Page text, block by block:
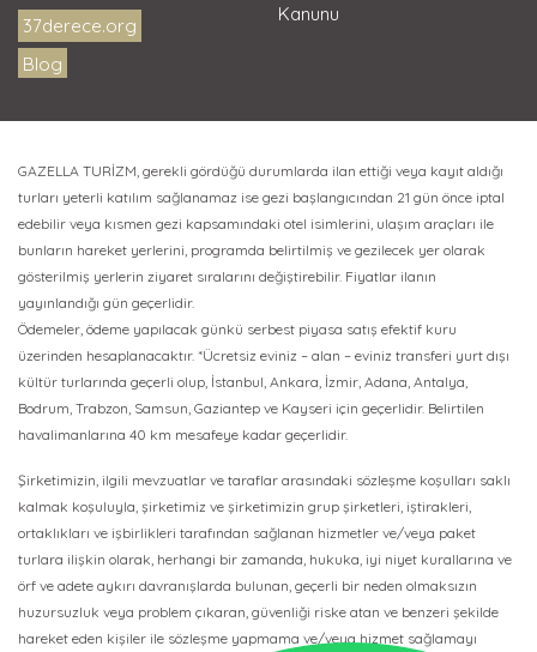
37derece.org
Blog
Kanunu
GAZELLA TURİZM, gerekli gördüğü durumlarda ilan ettiği veya kayıt aldığı
turları yeterli katılım sağlanamaz ise gezi başlangıcından 21 gün önce iptal
edebilir veya kısmen gezi kapsamındaki otel isimlerini, ulaşım araçları ile
bunların hareket yerlerini, programda belirtilmiş ve gezilecek yer olarak
gösterilmiş yerlerin ziyaret sıralarını değiştirebilir. Fiyatlar ilanın
yayınlandığı gün geçerlidir.
Ödemeler, ödeme yapılacak günkü serbest piyasa satış efektif kuru
üzerinden hesaplanacaktır. *Ücretsiz eviniz – alan – eviniz transferi yurt dışı
kültür turlarında geçerli olup, İstanbul, Ankara, İzmir, Adana, Antalya,
Bodrum, Trabzon, Samsun, Gaziantep ve Kayseri için geçerlidir. Belirtilen
havalimanlarına 40 km mesafeye kadar geçerlidir.
Şirketimizin, ilgili mevzuatlar ve taraflar arasındaki sözleşme koşulları saklı
kalmak koşuluyla, şirketimiz ve şirketimizin grup şirketleri, iştirakleri,
ortaklıkları ve işbirlikleri tarafından sağlanan hizmetler ve/veya paket
turlara ilişkin olarak, herhangi bir zamanda, hukuka, iyi niyet kurallarına ve
örf ve adete aykırı davranışlarda bulunan, geçerli bir neden olmaksızın
huzursuzluk veya problem çıkaran, güvenliği riske atan ve benzeri şekilde
hareket eden kişiler ile sözleşme yapmama ve/veya hizmet sağlamayı